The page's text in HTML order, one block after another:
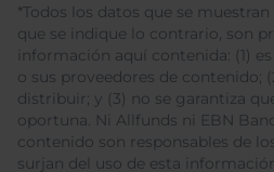
*Todos los datos que se
que se indique lo contrario, son
información aquí contenida: (1)
o sus proveedores de contenido;
distribuir; y (3) no se garantiza
oportuna. Ni Allfunds ni EBN
contenido son responsables de
surjan del uso de esta